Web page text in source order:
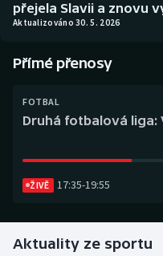
Boby a skeleton
Box
Golf
AZ kvíz
přejela Slavii a znovu
Aktualizováno 30. 5. 2026
Přímé přenosy
FOTBAL
Druhá fotbalová liga:
ŽIVĚ 17:35-19:55
Aktuality ze sportu